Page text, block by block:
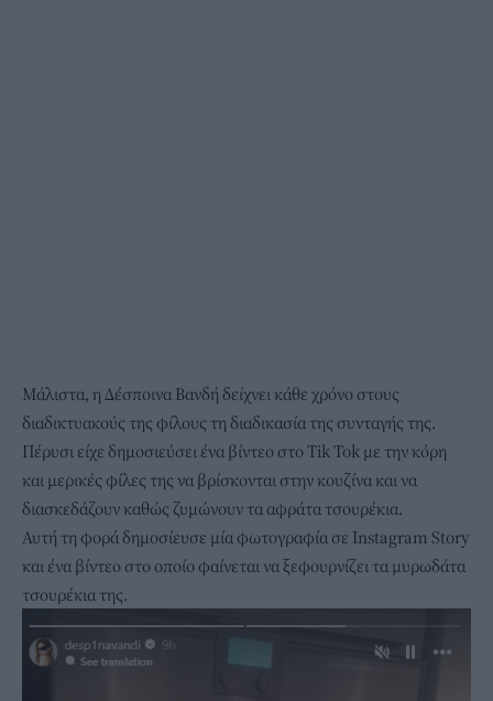
Μάλιστα, η Δέσποινα Βανδή δείχνει κάθε χρόνο στους
διαδικτυακούς της φίλους τη διαδικασία της συνταγής της.
Πέρυσι είχε δημοσιεύσει ένα βίντεο στο Tik Tok με την κόρη
και μερικές φίλες της να βρίσκονται στην κουζίνα και να
διασκεδάζουν καθώς ζυμώνουν τα αφράτα τσουρέκια.
Αυτή τη φορά δημοσίευσε μία φωτογραφία σε Instagram Story
και ένα βίντεο στο οποίο φαίνεται να ξεφουρνίζει τα μυρωδάτα
τσουρέκιατης.